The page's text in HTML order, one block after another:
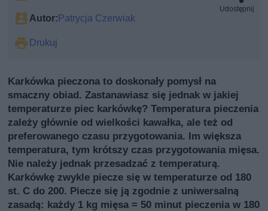
Autor:Patrycja Czerwiak
Drukuj
Udostępnij
Karkówka pieczona to doskonały pomysł na
smaczny obiad. Zastanawiasz się jednak w jakiej
temperaturze piec karkówkę? Temperatura pieczenia
zależy głównie od wielkości kawałka, ale też od
preferowanego czasu przygotowania. Im większa
temperatura, tym krótszy czas przygotowania mięsa.
Nie należy jednak przesadzać z temperaturą.
Karkówkę zwykle piecze się w temperaturze od 180
st. C do 200. Piecze się ją zgodnie z uniwersalną
zasadą: każdy 1 kg mięsa = 50 minut pieczenia w 180